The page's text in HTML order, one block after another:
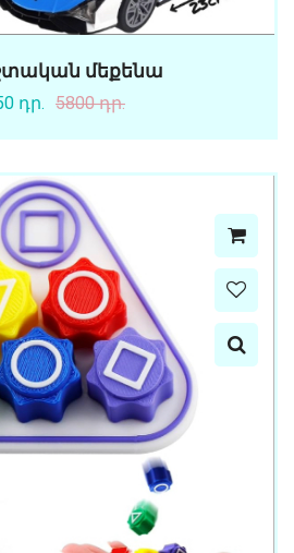
մեքենա
դր. 5800 դր.